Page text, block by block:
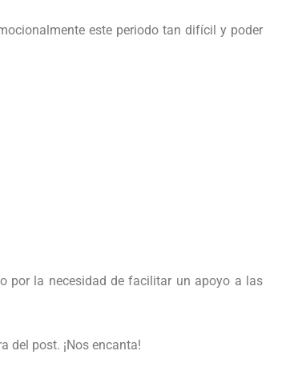
este periodo tan difícil y poder
por la necesidad de facilitar un apoyo a las
del post. ¡Nos encanta!